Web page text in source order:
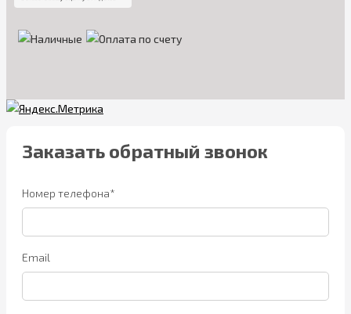
Заказать обратный звонок
Номер телефона*
Email